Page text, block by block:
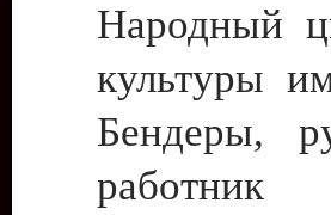
Народный
культуры
Бендеры,